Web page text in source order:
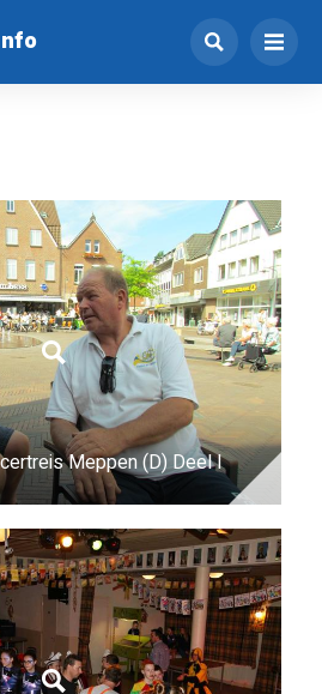
Meppen (D) Deel I